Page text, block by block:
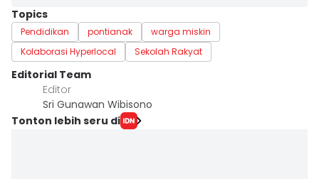
Topics
Pendidikan pontianak
warga miskin
Kolaborasi Hyperlocal
Sekolah Rakyat
Editorial Team
Editor
Sri Gunawan Wibisono
Tonton lebih seru di